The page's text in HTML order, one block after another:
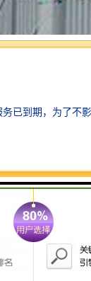
：